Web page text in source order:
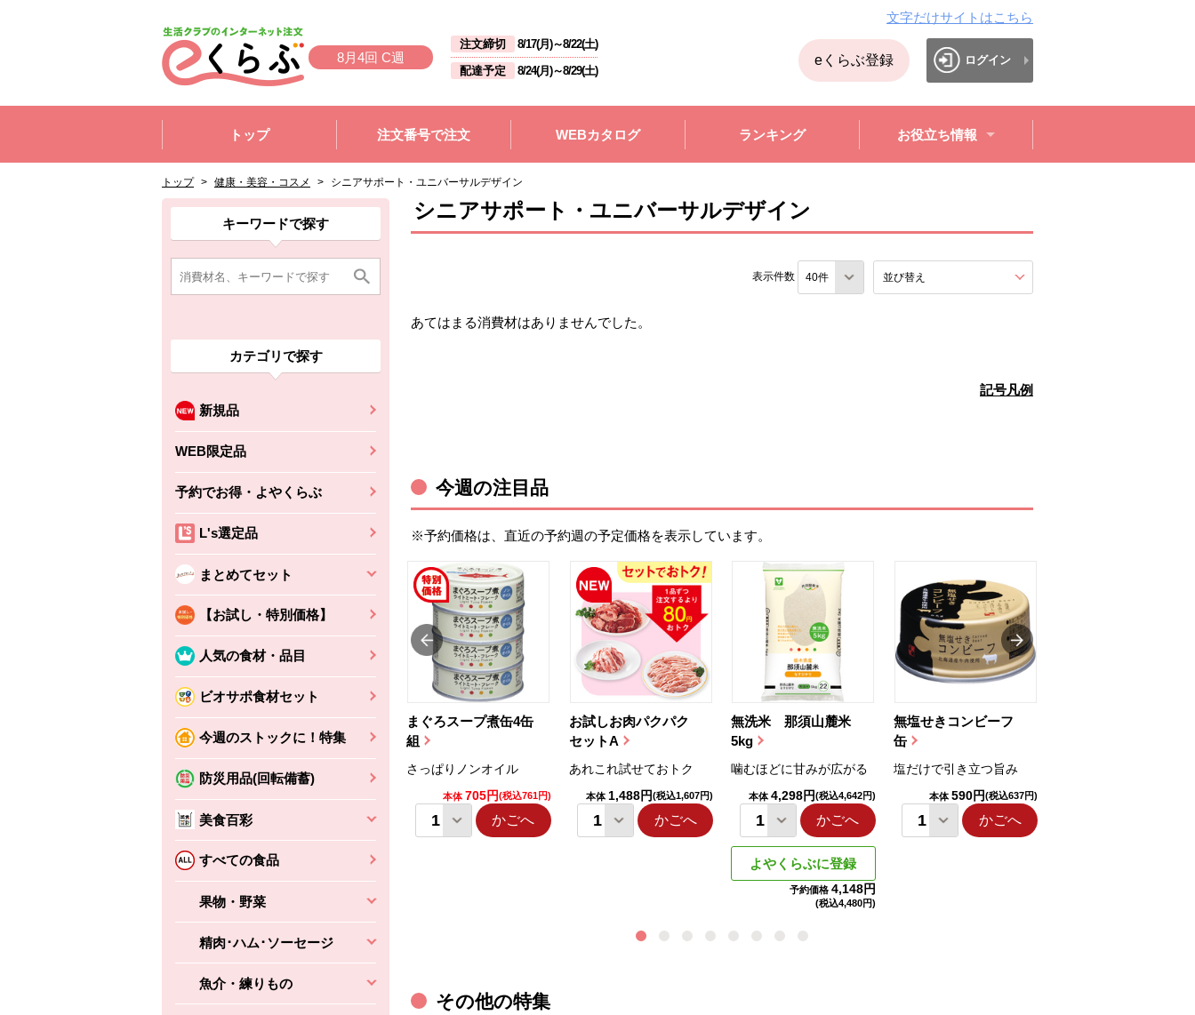
8月4回 C週
注文締切 8/17(月)～8/22(土)
配達予定
8/24(月)～8/29(土)
文字だけサイトはこちら
eくらぶ登録 ログイン
トップ
注文番号で注文 WEBカタログ ランキング お役立ち情報
トップ > 健康・美容・コスメ > シニアサポート・ユニバーサルデザイン
ここから消費材検索メニューです。
キーワードで探す
カテゴリで探す
新規品
WEB限定品
予約でお得・よやくらぶ
L's選定品
まとめてセット
【お試し・特別価格】
人気の食材・品目
ビオサポ食材セット
今週のストックに！特集
防災用品(回転備蓄)
美食百彩
すべての食品
果物・野菜
精肉･ハム･ソーセージ
魚介・練りもの
消費材検索メニューここまで。
ここから本文です。
ここから組合員向けメニューです。
組合員向けメニューここまで。
ここから本文です。 シニアサポート・ユニバーサルデザイン
表示件数 並び替え
あてはまる消費材はありませんでした。
記号凡例
今週の注目品
※予約価格は、直近の予約週の予定価格を表示しています。
まぐろスープ煮缶4缶
組
さっぱりノンオイル
本体 705円(税込761円)
かごへ
お試しお肉パクパク
セットA
あれこれ試せておトク
本体 1,488円(税込1,607円)
かごへ
無洗米 那須山麓米
5kg
噛むほどに甘みが広がる
本体 4,298円(税込4,642円)
かごへ
よやくらぶに登録
予約価格 4,148円
(税込4,480円)
無塩せきコンビーフ
缶
塩だけで引き立つ旨み
本体 590円(税込637円)
かごへ
ちょこっと揚げ（香
えびの風味がぶわっ！
かごへ
バルサミコ
本体2,160円 (税込2,333円)
かごへ
その他の特集